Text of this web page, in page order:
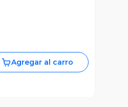
Agregar al carro